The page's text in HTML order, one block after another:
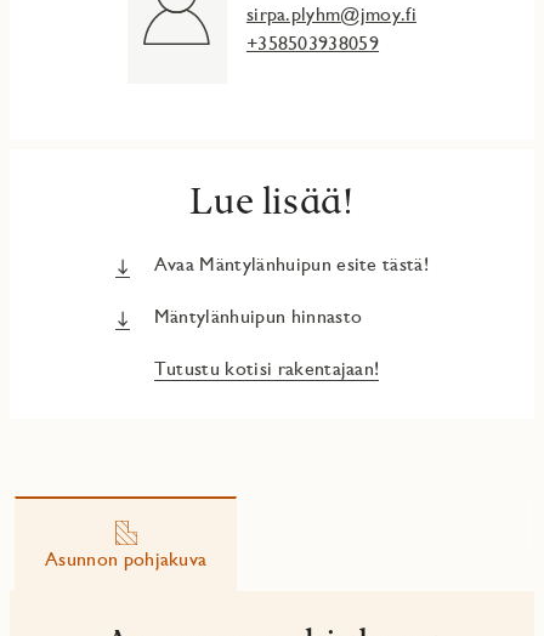
sirpa.plyhm@jmoy.fi
+358503938059
Lue lisää!
Avaa Mäntylänhuipun esite tästä!
Mäntylänhuipun hinnasto
Tutustu kotisi rakentajaan!
Asunnon pohjakuva